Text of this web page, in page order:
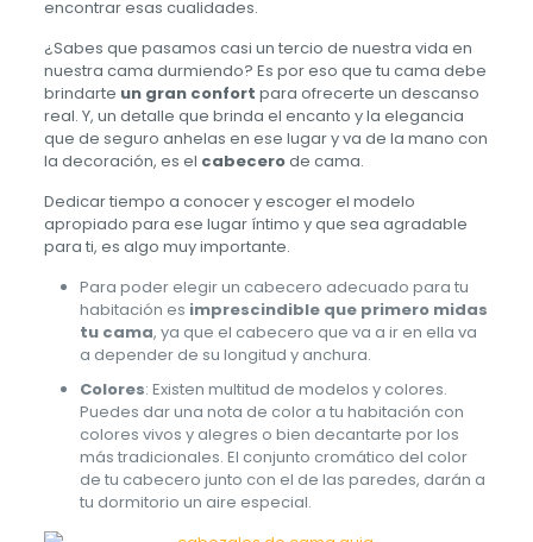
encontrar esas cualidades.
¿Sabes que pasamos casi un tercio de nuestra vida en
nuestra cama durmiendo? Es por eso que tu cama debe
brindarte un gran confort para ofrecerte un descanso
real. Y, un detalle que brinda el encanto y la elegancia
que de seguro anhelas en ese lugar y va de la mano con
la decoración, es el cabecerode cama.
Dedicar tiempo a conocer y escoger el modelo
apropiado para ese lugar íntimo y que sea agradable
para ti, es algo muy importante.
Para poder elegir un cabecero adecuado para tu
habitación es imprescindible que primero midas
tu cama, ya que el cabecero que va a ir en ella va
a depender de su longitud y anchura.
Colores: Existen multitud de modelos y colores.
Puedes dar una nota de color a tu habitación con
colores vivos y alegres o bien decantarte por los
más tradicionales. El conjunto cromático del color
de tu cabecero junto con el de las paredes, darán a
tu dormitorio un aire especial.